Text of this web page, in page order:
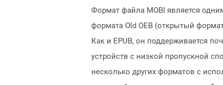
Формат файла MOBI является
формата Old OEB (открытый
Как и EPUB, он поддерживается
устройств с низкой пропускной
несколько других форматов с